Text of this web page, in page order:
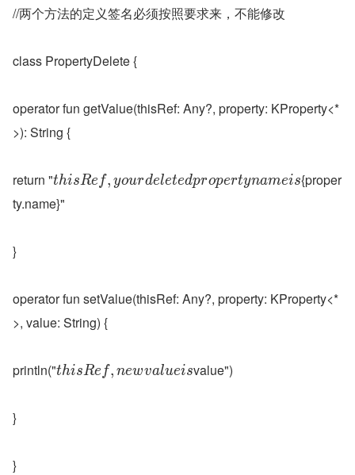
//两个方法的定义签名必须按照要求来，不能修改
class PropertyDelete {
operator fun getValue(thisRef: Any?, property: KProperty<*
>): String {
return "thisRe f, yourdeletedpropertynameis{proper
ty.name}"
}
operator fun setValue(thisRef: Any?, property: KProperty<*
>, value: String) {
println("thisRe f, newvalueisvalue")
}
}